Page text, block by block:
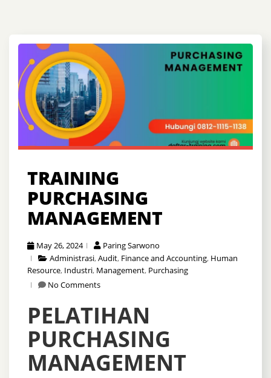
TRAINING
PURCHASING
MANAGEMENT
May 26, 2024
Paring Sarwono
Administrasi,Audit, Finance and Accounting, Human
Resource, Industri, Management, Purchasing
No Comments
PELATIHAN
PURCHASING
MANAGEMENT